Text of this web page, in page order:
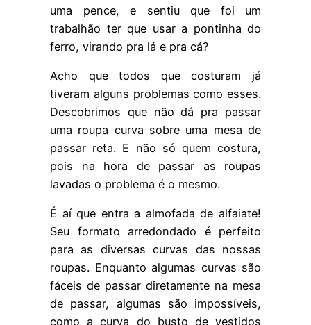
uma pence, e sentiu que foi um
trabalhão ter que usar a pontinha do
ferro, virando pra lá e pra cá?
Acho que todos que costuram já
tiveram alguns problemas como esses.
Descobrimos que não dá pra passar
uma roupa curva sobre uma mesa de
passar reta. E não só quem costura,
pois na hora de passar as roupas
lavadas o problema é o mesmo.
É aí que entra a almofada de alfaiate!
Seu formato arredondado é perfeito
para as diversas curvas das nossas
roupas. Enquanto algumas curvas são
fáceis de passar diretamente na mesa
de passar, algumas são impossíveis,
como a curva do busto de vestidos